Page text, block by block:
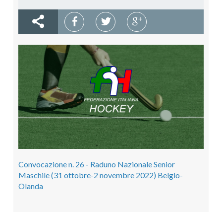
Convocazione n. 26 - Raduno Nazionale Senior
Maschile (31 ottobre-2 novembre 2022) Belgio-
Olanda